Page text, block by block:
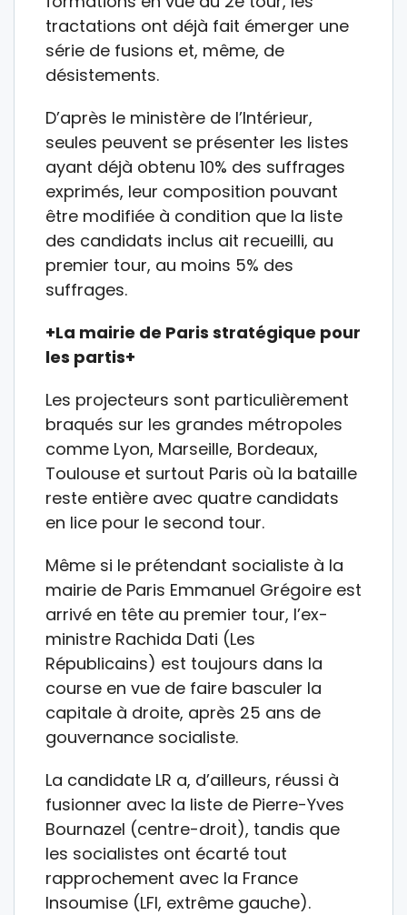
tractations ont déjà fait émerger une
série de fusions et, même, de
désistements.
D’après le ministère de l’Intérieur,
seules peuvent se présenter les listes
ayant déjà obtenu 10% des suffrages
exprimés, leur composition pouvant
être modifiée à condition que la liste
des candidats inclus ait recueilli, au
premier tour, au moins 5% des
suffrages.
+La mairie de Paris stratégique pour
les partis+
Les projecteurs sont particulièrement
braqués sur les grandes métropoles
comme Lyon, Marseille, Bordeaux,
Toulouse et surtout Paris où la bataille
reste entière avec quatre candidats
en lice pour le second tour.
Même si le prétendant socialiste à la
mairie de Paris Emmanuel Grégoire est
arrivé en tête au premier tour, l’ex-
ministre Rachida Dati (Les
Républicains) est toujours dans la
course en vue de faire basculer la
capitale à droite, après 25 ans de
gouvernance socialiste.
La candidate LR a, d’ailleurs, réussi à
fusionner avec la liste de Pierre-Yves
Bournazel (centre-droit), tandis que
les socialistes ont écarté tout
rapprochement avec la France
Insoumise (LFI, extrême gauche).